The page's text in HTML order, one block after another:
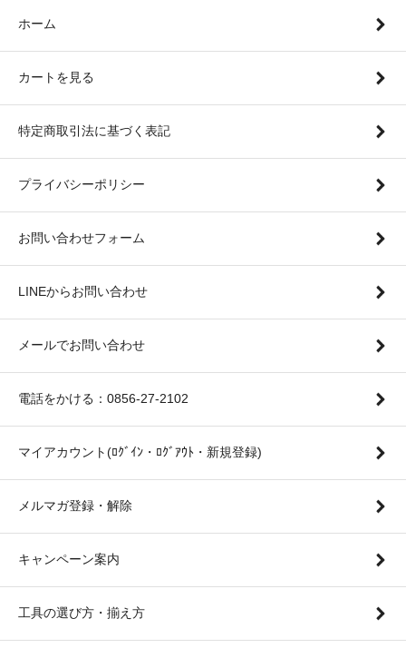
ホーム
カートを見る
特定商取引法に基づく表記
プライバシーポリシー
お問い合わせフォーム
LINEからお問い合わせ
メールでお問い合わせ
電話をかける：0856-27-2102
マイアカウント(ﾛｸﾞｲﾝ・ﾛｸﾞｱｳﾄ・新規登録)
メルマガ登録・解除
キャンペーン案内
工具の選び方・揃え方